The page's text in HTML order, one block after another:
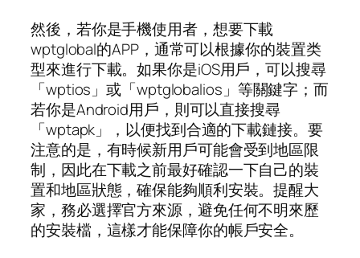
然後，若你是手機使用者，想要下載
wptglobal的APP，通常可以根據你的裝置类
型來進行下載。如果你是iOS用戶，可以搜尋
「wptios」或「wptglobalios」等關鍵字；而
若你是Android用戶，則可以直接搜尋
「wptapk」，以便找到合適的下載鏈接。要
注意的是，有時候新用戶可能會受到地區限
制，因此在下載之前最好確認一下自己的裝
置和地區狀態，確保能夠順利安裝。提醒大
家，務必選擇官方來源，避免任何不明來歷
的安裝檔，這樣才能保障你的帳戶安全。